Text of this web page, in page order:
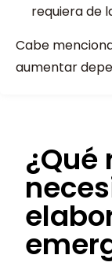
requiera de
Cabe
aumentar
¿Qué